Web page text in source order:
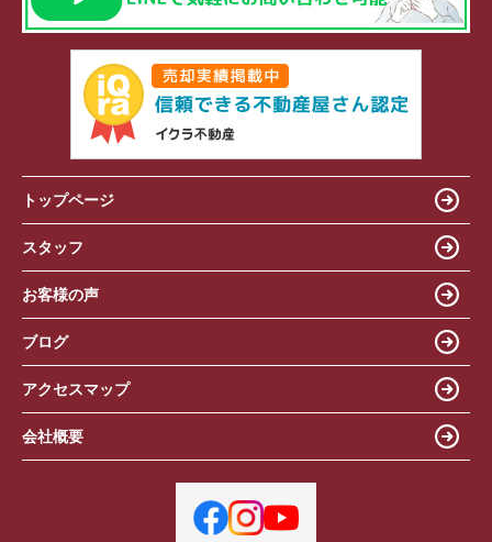
トップページ
スタッフ
お客様の声
ブログ
アクセスマップ
会社概要